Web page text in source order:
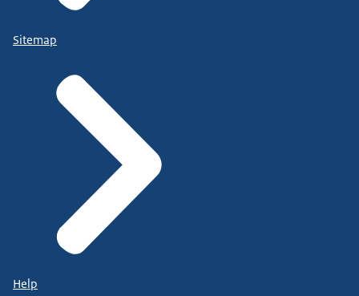
Sitemap
Help